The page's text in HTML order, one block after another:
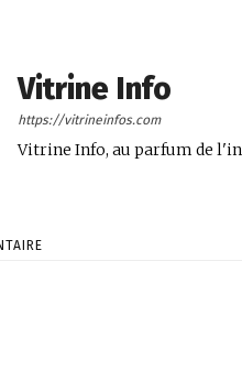
Vitrine Info
https://vitrineinfos.com
Vitrine Info, au parfum de